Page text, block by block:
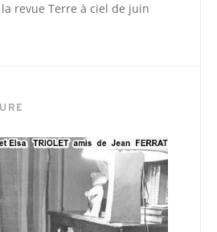
revue Terre à ciel de juin